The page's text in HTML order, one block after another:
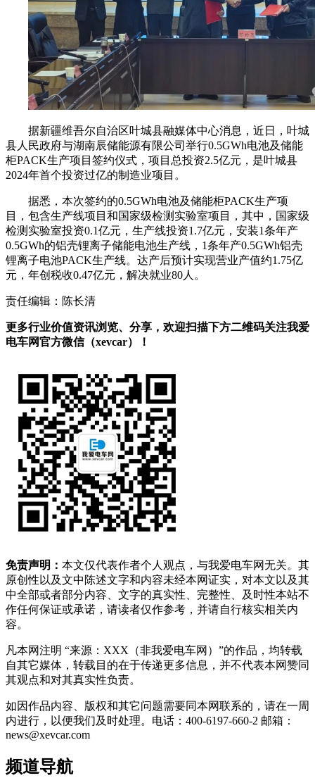
据新疆维吾尔自治区叶城县融媒体中心消息，近日，叶城
县人民政府与湖南辰储能源有限公司举行0.5GWh电池及储能
柜PACK生产项目签约仪式，项目总投资2.5亿元，是叶城县
2024年首个投资过亿的制造业项目。
据悉，本次签约的0.5GWh电池及储能柜PACK生产项
目，包含生产线项目和国家级检测实验室项目，其中，国家级
检测实验室投资0.1亿元，生产线投资1.7亿元，安装1条年产
0.5GWh的铝壳锂离子储能电池生产线，1条年产0.5GWh铝壳
锂离子电池PACK生产线。达产后预计实现营业产值约1.75亿
元，年创税收0.47亿元，解决就业80人。
责任编辑：陈长清
更多行业价值资讯浏览、分享，欢迎扫描下方二维码关注我爱
电车网官方微信（xevcar）！
免责声明： 本文仅代表作者个人观点，与我爱电车网无关。其
原创性以及文中陈述文字和内容未经本网证实，对本文以及其
中全部或者部分内容、文字的真实性、完整性、及时性本站不
作任何保证或承诺，请读者仅作参考，并请自行核实相关内
容。
凡本网注明 “来源：XXX（非我爱电车网）”的作品，均转载
自其它媒体，转载目的在于传递更多信息，并不代表本网赞同
其观点和对其真实性负责。
如因作品内容、版权和其它问题需要同本网联系的，请在一周
内进行，以便我们及时处理。电话：400-6197-660-2 邮箱：
news@xevcar.com
频道导航